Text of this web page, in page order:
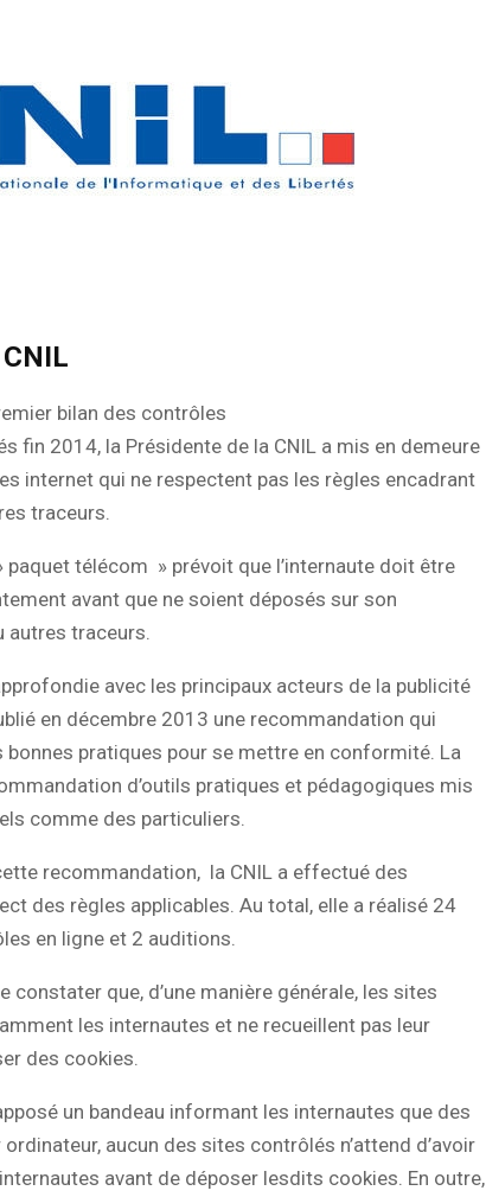
bilan des contrôles
fin 2014, la Présidente de la CNIL a mis en demeure
internet qui ne respectent pas les règles encadrant
traceurs.
télécom » prévoit que l’internaute doit être
avant que ne soient déposés sur son
traceurs.
avec les principaux acteurs de la publicité
en décembre 2013 une recommandation qui
pratiques pour se mettre en conformité. La
d’outils pratiques et pédagogiques mis
comme des particuliers.
recommandation, la CNIL a effectué des
des règles applicables. Au total, elle a réalisé 24
en ligne et 2 auditions.
que, d’une manière générale, les sites
les internautes et ne recueillent pas leur
des cookies.
un bandeau informant les internautes que des
aucun des sites contrôlés n’attend d’avoir
avant de déposer lesdits cookies. En outre,